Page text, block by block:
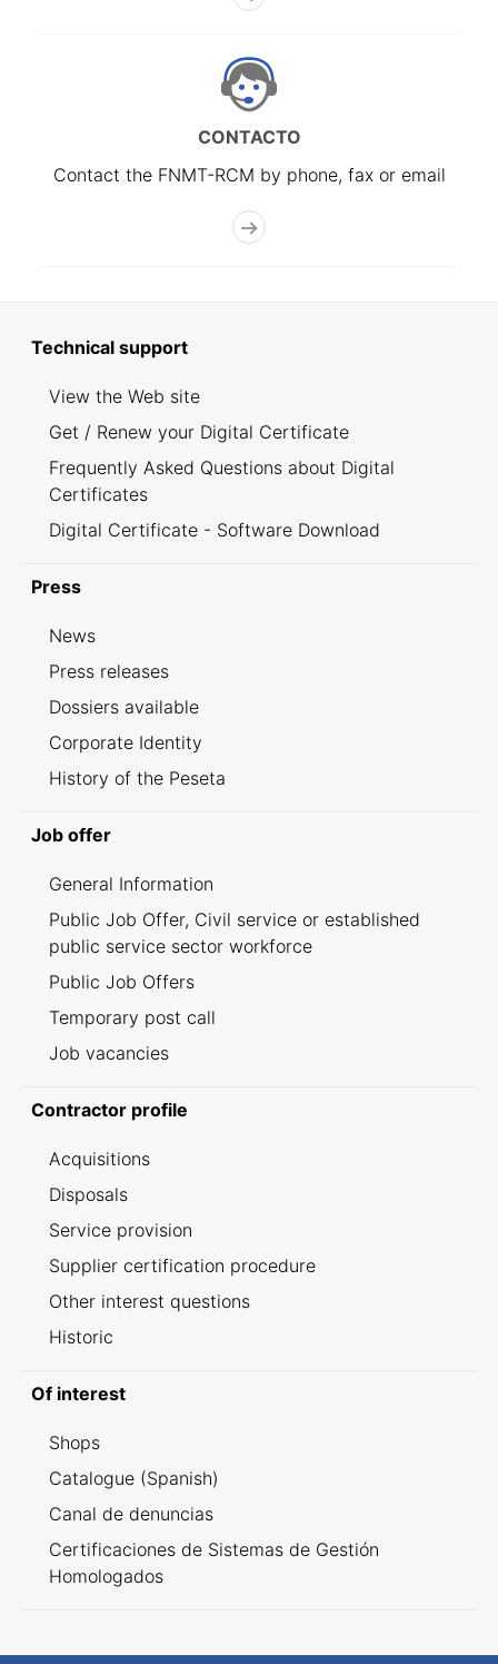
CONTACTO
Contact the FNMT-RCM by phone, fax or email
Technical support
View the Web site
Get / Renew your Digital Certificate
Frequently Asked Questions about Digital
Certificates
Digital Certificate - Software Download
Press
News
Press releases
Dossiers available
Corporate Identity
History of the Peseta
Job offer
General Information
Public Job Offer, Civil service or established
public service sector workforce
Public Job Offers
Temporary post call
Job vacancies
Contractor profile
Acquisitions
Disposals
Service provision
Supplier certification procedure
Other interest questions
Historic
Of interest
Shops
Catalogue (Spanish)
Canal de denuncias
Certificaciones de Sistemas de Gestión
Homologados